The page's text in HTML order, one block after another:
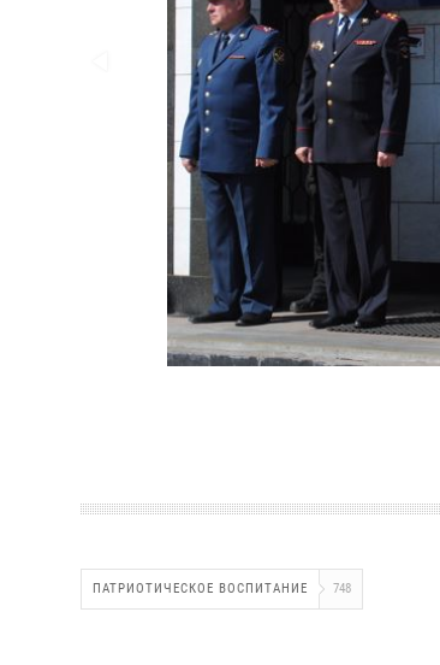
ПАТРИОТИЧЕСКОЕ ВОСПИТАНИЕ 748